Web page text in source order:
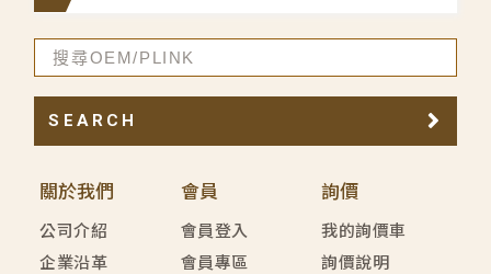
關於我們
公司介紹
企業沿革
會員
會員登入
會員專區
詢價
我的詢價車
詢價說明
SEARCH